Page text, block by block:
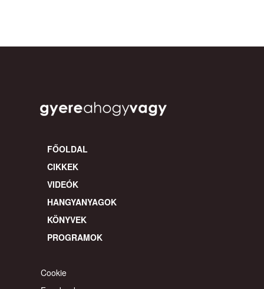
FŐOLDAL
CIKKEK
VIDEÓK
HANGYANYAGOK
KÖNYVEK
PROGRAMOK
Cookie